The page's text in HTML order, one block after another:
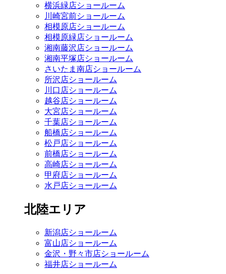
横浜緑店ショールーム
川崎宮前ショールーム
相模原店ショールーム
相模原緑店ショールーム
湘南藤沢店ショールーム
湘南平塚店ショールーム
さいたま南店ショールーム
所沢店ショールーム
川口店ショールーム
越谷店ショールーム
大宮店ショールーム
千葉店ショールーム
船橋店ショールーム
松戸店ショールーム
前橋店ショールーム
高崎店ショールーム
甲府店ショールーム
水戸店ショールーム
北陸エリア
新潟店ショールーム
富山店ショールーム
金沢・野々市店ショールーム
福井店ショールーム